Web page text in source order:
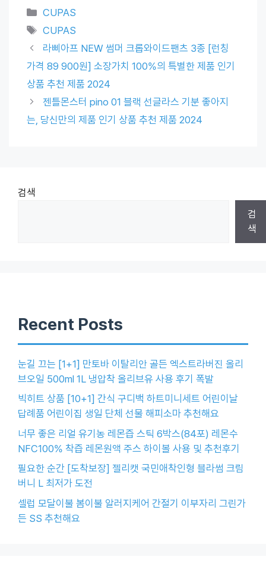
Categories
CUPAS
Tags
CUPAS
라삐아프 NEW 썸머 크롭와이드팬츠 3종 [런칭
가격 89 900원] 소장가치 100%의 특별한 제품 인기
상품 추천 제품 2024
젠틀몬스터 pino 01 블랙 선글라스 기분 좋아지
는, 당신만의 제품 인기 상품 추천 제품 2024
검색
검
색
Recent Posts
눈길 끄는 [1+1] 만토바 이탈리안 골든 엑스트라버진 올리
브오일 500ml 1L 냉압착 올리브유 사용 후기 폭발
빅히트 상품 [10+1] 간식 구디백 하트미니세트 어린이날
답례품 어린이집 생일 단체 선물 해피소마 추천해요
너무 좋은 리얼 유기농 레몬즙 스틱 6박스(84포) 레몬수
NFC100% 착즙 레몬원액 주스 하이볼 사용 및 추천후기
필요한 순간 [도착보장] 젤리캣 국민애착인형 블라썸 크림
버니 L 최저가 도전
셀럽 모달이불 봄이불 알러지케어 간절기 이부자리 그린가
든 SS 추천해요